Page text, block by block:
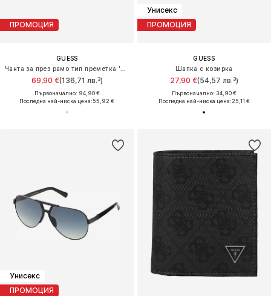
ПРОМОЦИЯ
GUESS
69,90 €(136,71 лв.³)
Първоначално: 94,90 €
Последна най-ниска цена:55,92 €
Унисекс
ПРОМОЦИЯ
GUESS
Шапка с козирка
27,90 €(54,57 лв.³)
Първоначално: 34,90 €
Последна най-ниска цена:25,11 €
Унисекс
ПРОМОЦИЯ